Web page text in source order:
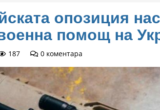
опозиция
помощ на
187 0 коментара